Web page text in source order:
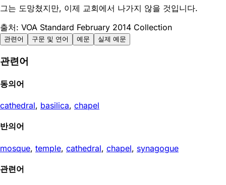
그는 도망쳤지만, 이제 교회에서 나가지 않을 것입니다.
출처: VOA Standard February 2014 Collection
관련어 구문 및 연어 예문 실제 예문
관련어
동의어
cathedral, basilica, chapel
반의어
mosque, temple, cathedral, chapel, synagogue
관련어